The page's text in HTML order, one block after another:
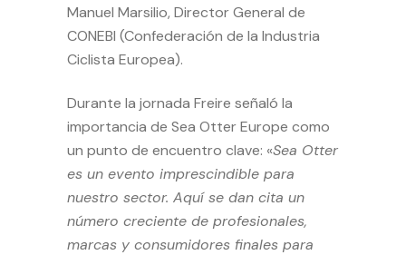
Manuel Marsilio, Director General de
CONEBI (Confederación de la Industria
Ciclista Europea).
Durante la jornada Freire señaló la
importancia de Sea Otter Europe como
un punto de encuentro clave: «Sea Otter
es un evento imprescindible para
nuestro sector. Aquí se dan cita un
número creciente de profesionales,
marcas y consumidores finales para